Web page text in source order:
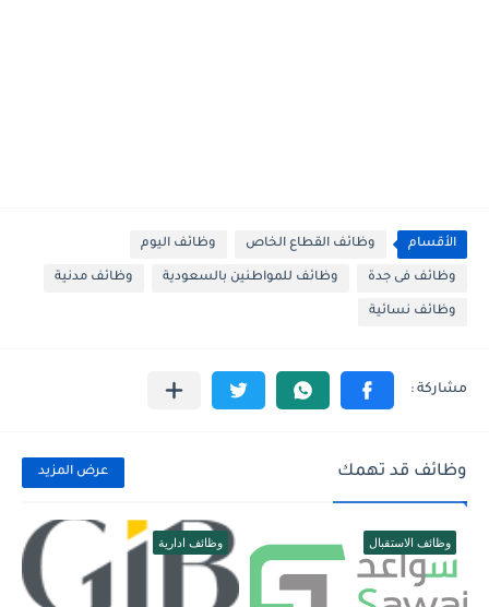
الأقسام وظائف القطاع الخاص وظائف اليوم
وظائف فى جدة وظائف للمواطنين بالسعودية وظائف مدنية
وظائف نسائية
وظائف قد تهمك عرض المزيد
وظائف الاستقبال وظائف ادارية